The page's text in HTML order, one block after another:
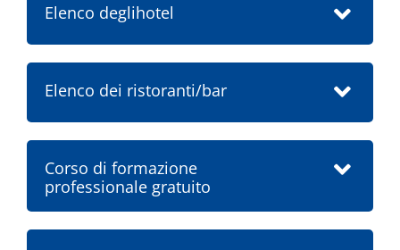
Elenco deglihotel
Elenco dei ristoranti/bar
Corso di formazione
professionale gratuito